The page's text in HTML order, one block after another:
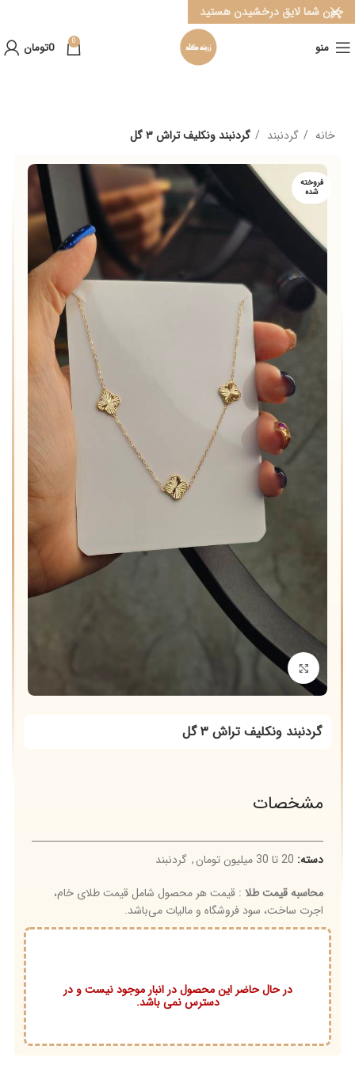
منو 0
0تومان
خانه گردنبند گردنبند ونکلیف تراش ۳ گل
فروخته
شده
برای بزرگنمایی کلیک کنید
گردنبند ونکلیف تراش ۳ گل
مشخصات
دسته: 20 تا 30 میلیون تومان , گردنبند
محاسبه قیمت طلا : قیمت هر محصول شامل قیمت طلای خام،
اجرت ساخت، سود فروشگاه و مالیات می‌باشد.
در حال حاضر این محصول در انبار موجود نیست و در
دسترس نمی باشد.
چون شما لایق درخشیدن هستید